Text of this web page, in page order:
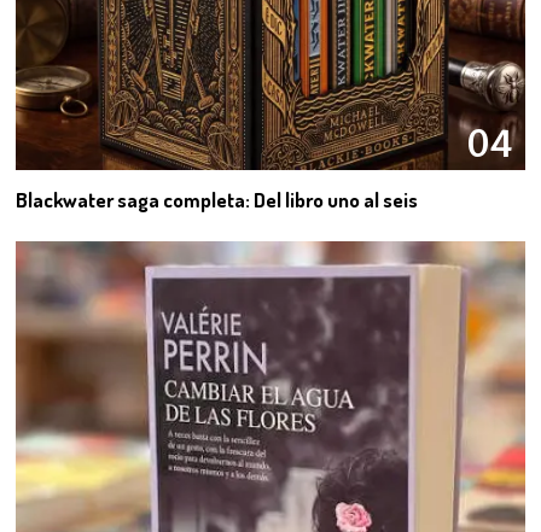
04
Blackwater saga completa: Del libro uno al seis